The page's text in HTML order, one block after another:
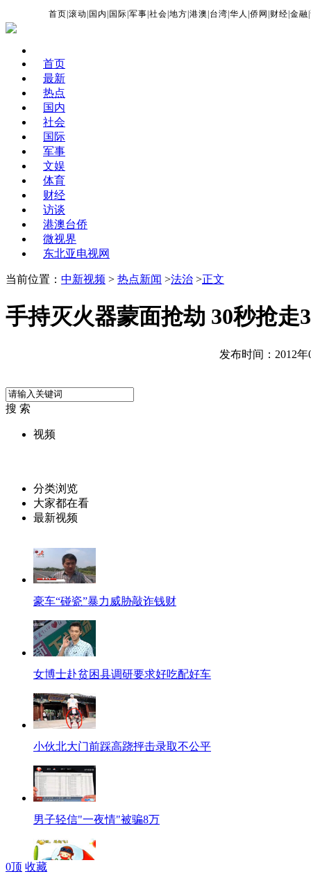
首页 |滚动 国内 国际 |军事 |社会 |地方 |港澳 台湾 |华人 |侨网 财经 |金融 |
首页
最新
热点
国内
社会
国际
军事
文娱
体育
财经
访谈
港澳台侨
微视界
东北亚电视网
当前位置： 中新视频 > 热点新闻 >法治 >正文
手持灭火器蒙面抢劫 30秒抢走
发布时间：2012年
搜 索
视频
分类浏览
大家都在看
最新视频
豪车“碰瓷”暴力威胁敲诈钱财
女博士赴贫困县调研要求好吃配好车
小伙北大门前踩高跷抨击录取不公平
男子轻信"一夜情"被骗8万
0顶 收藏